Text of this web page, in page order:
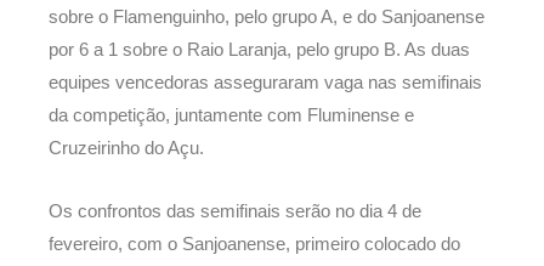
sobre o Flamenguinho, pelo grupo A, e do Sanjoanense
por 6 a 1 sobre o Raio Laranja, pelo grupo B. As duas
equipes vencedoras asseguraram vaga nas semifinais
da competição, juntamente com Fluminense e
Cruzeirinho do Açu.
Os confrontos das semifinais serão no dia 4 de
fevereiro, com o Sanjoanense, primeiro colocado do